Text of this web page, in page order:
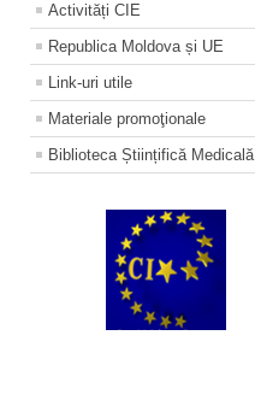
Activități CIE
Republica Moldova și UE
Link-uri utile
Materiale promoţionale
Biblioteca Științifică Medicală